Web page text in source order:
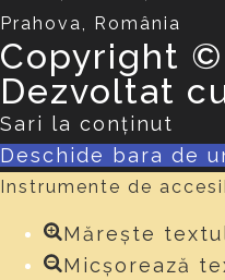
Prahova, România
Copyright
Dezvoltat
Sari la conținut
Deschide bara de
Instrumente de
Mărește
Micșorează